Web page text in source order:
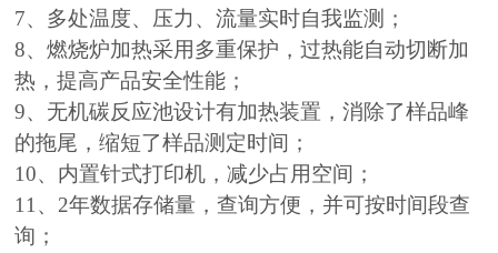
7、多处温度、压力、流量实时自我监测；
8、燃烧炉加热采用多重保护，过热能自动切断加
热，提高产品安全性能；
9、无机碳反应池设计有加热装置，消除了样品峰
的拖尾，缩短了样品测定时间；
10、内置针式打印机，减少占用空间；
11、2年数据存储量，查询方便，并可按时间段查
询；